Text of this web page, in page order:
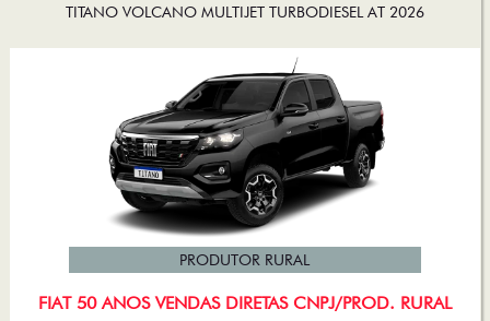
TITANO VOLCANO MULTIJET TURBODIESEL AT 2026
FIAT 50 ANOS VENDAS DIRETAS CNPJ/PROD. RURAL
PRODUTOR RURAL